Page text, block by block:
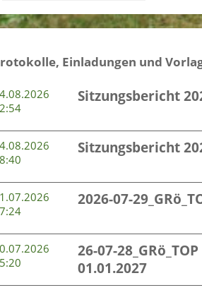
Einladungen und
Sitzungsbericht
Sitzungsbericht
2026-07-
26-07-
01.01.2027